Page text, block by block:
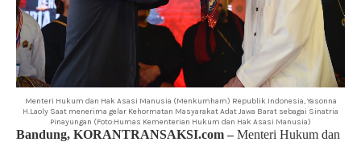
Menteri Hukum dan Hak Asasi Manusia (Menkumham) Republik Indonesia, Yasonna
H.Laoly Saat menerima gelar Kehormatan Masyarakat Adat Jawa Barat sebagai Sinatria
Pinayungan (Foto:Humas Kementerian Hukum dan Hak Asasi Manusia)
Bandung, KORANTRANSAKSI.com – Menteri Hukum dan